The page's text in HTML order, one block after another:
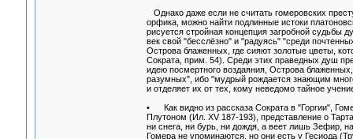
Однако даже если не считать гомеровских
орфика, можно найти подлинные истоки
рисуется стройная концепция загробной судьбы
век свой "бесслёзно" и "радуясь" "среди
Острова блаженных, где сияют золотые цветы,
Сократа, прим. 54). Среди этих праведных душ
идею посмертного воздаяния, Острова
разумных", ибо "мудрый рождается знающим
и отделяет их от тех, кому неведомо тайное
• Как видно из рассказа Сократа в "Горгии",
Плутоном (Ил. XV 187-193), представление о
ни снега, ни бурь, ни дождя, а веет лишь Зефир,
Гомера не упоминаются, но они есть у Гесиода